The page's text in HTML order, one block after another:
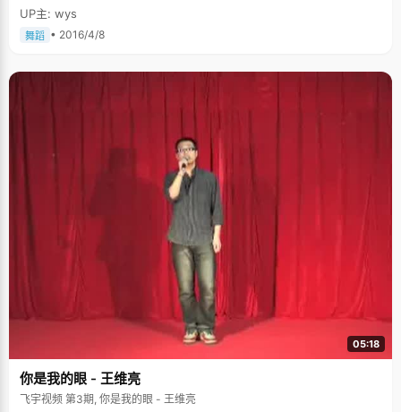
比较好。徐语靖的家庭氛围很安静，用徐语靖的话讲就是"比较单一的生活模
式"，爸爸妈妈都很喜欢看书，也喜欢买书，一家人在家里的大多数时间就是
琴，学过画画，但都在渐渐长大以后不了了之了，"幸好，妈妈送我去学这些
也不指望我要多专业，她就是想我培养一些素质修养就可以了"，徐语靖说，
打完之后，还要讲道理，直到徐语靖真心认可了才罢休。徐语靖说："小时候
妈妈会刻意的培养我做事情要有个计划，几点到几点该做什么，规定时间内
一定要完成任务，甚至开始的时候做作业都给我规定了时间。"做事情有计划
是徐语靖最大的特点了，高中时候，每天早上5点半起床，晚上10点睡觉，
生活非常规律， 她总是能把每天该做的事情都很好的安排好，讲效率，重质
量，生活学习有条不紊，从来不熬夜也能保持很好的成绩。 未来的路很明晰
徐语靖在北大学的是经济，这与妈妈的熏陶有关："妈妈是个教会计的老师，
对经济非常感兴趣，小时候我没人管，妈妈就把我拎到她上课的教室最后一
排坐着，自己看书，有时候也会听妈妈讲课。在她的耳濡目染之下，我也喜
欢上了经济学"。在上大学之前，徐语靖已经完全想好了自己的人生轨迹，考
北大，读经济，毕业后到美国留学，她是我所见过的少数几个很早就为自己
做好计划的女孩子。两年来，徐语靖非常坚定的遵循着自己的计划，在教
室、实验室、图书馆、食堂、宿舍之间穿行，每天都安排得非常充实。我看
见徐语靖手里拿着本厚厚的红皮GRE，得知她的GRE考试还不错，真为她高
兴，希望她以后的人生走得顺利多彩。
UP主: wys
舞蹈 • 2016/4/8
05:18
你是我的眼 - 王维亮
飞宇视频 第3期, 你是我的眼 - 王维亮